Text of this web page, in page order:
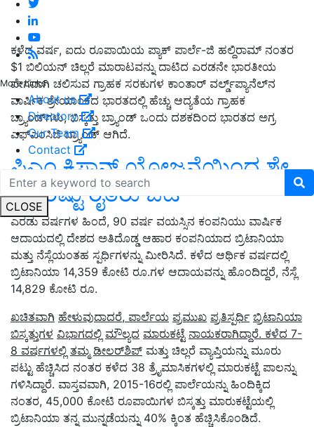
More Links
About us
Directory
Our Team
Contact
CLOSE
ಕಳೆದ ವರ್ಷ, ಐದು ರೂಪಾಯಿಯ ಪ್ಯಾಕ್ ಪಾರ್ಲೆ-ಜಿ ಹಲ್ದಿರಾಮ್ ನಂತರ
$1 ಬಿಲಿಯನ್ ಚಿಲ್ಲರೆ ಮಾರಾಟವನ್ನು ದಾಟಿದ ಎರಡನೇ ಭಾರತೀಯ
ವೇಗವಾಗಿ ಚಲಿಸುವ ಗ್ರಾಹಕ ಸರಕುಗಳ ಕಾಂತಾರ್ ವರ್ಲ್ಡ್‌ಪ್ಯಾನೆಲ್‌ನ
ವಾರ್ಷಿಕ ಶ್ರೇಯಾಂಕದ ಭಾರತದಲ್ಲಿ ಹೆಚ್ಚು ಆದ್ಯತೆಯ ಗ್ರಾಹಕ
ಬ್ರ್ಯಾಂಡ್‌ಗಳು, ಬಿಸ್ಕತ್ತು ಬ್ರ್ಯಾಂಡ್ ಒಂದು ದಶಕದಿಂದ ಭಾರತದ ಅಗ್ರ
ಎಫ್‌ಎಂಸಿಜಿ ಬ್ರ್ಯಾಂಡ್ ಆಗಿದೆ.
ಪಿಎಂ ಕಿಸಾನ್‌ ಯೋಜನೆಯಿಂದ ಶೇ
67 ರಷ್ಟು ರೈತರು ಔಟ್‌
ಎರಡು ವರ್ಷಗಳ ಹಿಂದೆ, 90 ವರ್ಷ ವಯಸ್ಸಿನ ಕಂಪನಿಯು ವಾರ್ಷಿಕ
ಆದಾಯದಲ್ಲಿ ದೇಶದ ಅತಿದೊಡ್ಡ ಆಹಾರ ಕಂಪನಿಯಾದ ಬ್ರಿಟಾನಿಯಾ
ಮತ್ತು ನೆಸ್ಲೆಯಂತಹ ಸ್ಪರ್ಧಿಗಳನ್ನು ಮೀರಿಸಿದೆ. ಕಳೆದ ಆರ್ಥಿಕ ವರ್ಷದಲ್ಲಿ
ಬ್ರಿಟಾನಿಯಾ 14,359 ಕೋಟಿ ರೂ.ಗಳ ಆದಾಯವನ್ನು ಹೊಂದಿದ್ದರೆ, ನೆಸ್ಲೆ
14,829 ಕೋಟಿ ರೂ.
ಖಚಿತವಾಗಿ ಹೇಳುವುದಾದರೆ, ಪಾರ್ಲೆಯ ಪ್ರಮುಖ ಪ್ರತಿಸ್ಪರ್ಧಿ ಬ್ರಿಟಾನಿಯಾ
ಬಿಸ್ಕತ್ತುಗಳ ವಿಭಾಗದಲ್ಲಿ ಮೌಲ್ಯದ ಮಾರುಕಟ್ಟೆ ನಾಯಕರಾಗಿದ್ದಾರೆ. ಕಳೆದ 7-
8 ವರ್ಷಗಳಲ್ಲಿ ತಮ್ಮ ಡೀಲರ್ಶಿಪ್ ಮತ್ತು ಚಿಲ್ಲರೆ ವ್ಯಾಪ್ತಿಯನ್ನು ಮೂರು
ಪಟ್ಟು ಹೆಚ್ಚಿಸಿದ ನಂತರ ಕಳೆದ 38 ತ್ರೈಮಾಸಿಕಗಳಲ್ಲಿ ಮಾರುಕಟ್ಟೆ ಪಾಲನ್ನು
ಗಳಿಸಿದ್ದಾರೆ. ವಾಸ್ತವವಾಗಿ, 2015-16ರಲ್ಲಿ ಪಾರ್ಲೆಯನ್ನು ಹಿಂದಿಕ್ಕಿದ
ನಂತರ, 45,000 ಕೋಟಿ ರೂಪಾಯಿಗಳ ಬಿಸ್ಕತ್ತು ಮಾರುಕಟ್ಟೆಯಲ್ಲಿ
ಬ್ರಿಟಾನಿಯಾ ತನ್ನ ಮುನ್ನಡೆಯನ್ನು 40% ಕ್ಕಿಂತ ಹೆಚ್ಚಿಸಿಕೊಂಡಿದೆ.